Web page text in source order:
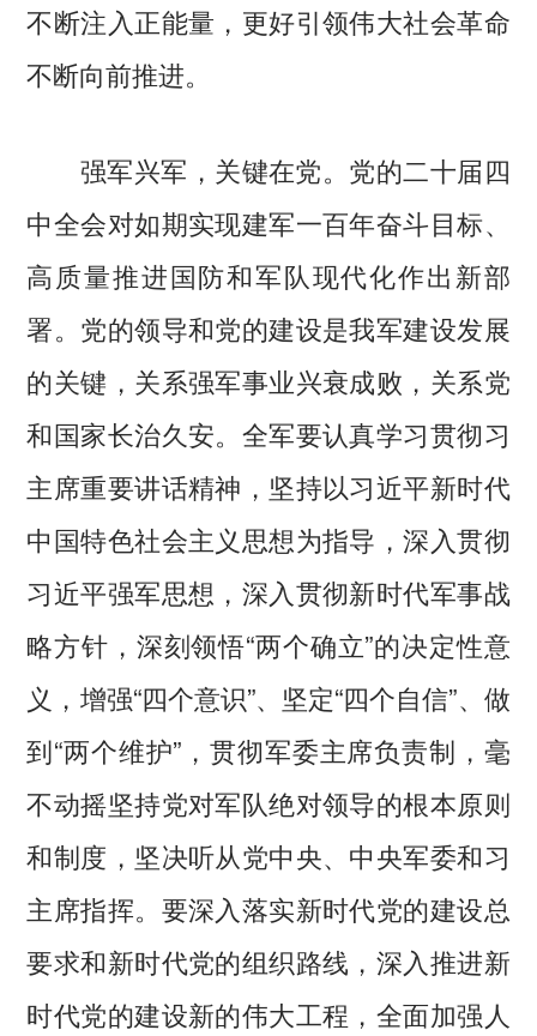
不断注入正能量，更好引领伟大社会革命
不断向前推进。
强军兴军，关键在党。党的二十届四
中全会对如期实现建军一百年奋斗目标、
高质量推进国防和军队现代化作出新部
署。党的领导和党的建设是我军建设发展
的关键，关系强军事业兴衰成败，关系党
和国家长治久安。全军要认真学习贯彻习
主席重要讲话精神，坚持以习近平新时代
中国特色社会主义思想为指导，深入贯彻
习近平强军思想，深入贯彻新时代军事战
略方针，深刻领悟“两个确立”的决定性意
义，增强“四个意识”、坚定“四个自信”、做
到“两个维护”，贯彻军委主席负责制，毫
不动摇坚持党对军队绝对领导的根本原则
和制度，坚决听从党中央、中央军委和习
主席指挥。要深入落实新时代党的建设总
要求和新时代党的组织路线，深入推进新
时代党的建设新的伟大工程，全面加强人